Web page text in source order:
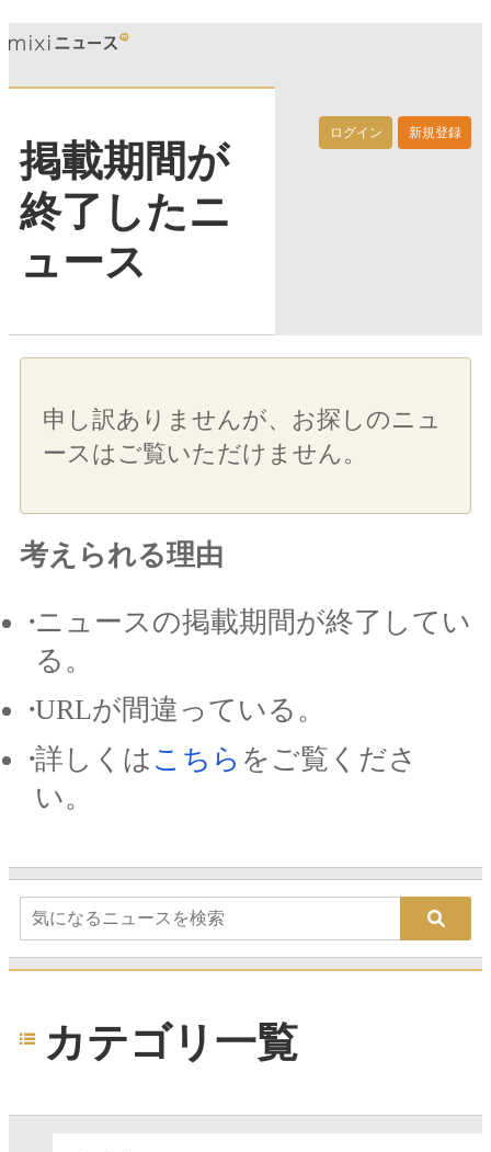
ログイン 新規登録
掲載期間が
終了したニ
ュース
申し訳ありませんが、お探しのニュ
ースはご覧いただけません。
考えられる理由
ニュースの掲載期間が終了してい
る。
URLが間違っている。
詳しくは こちら をご覧くださ
い。
カテゴリ一覧